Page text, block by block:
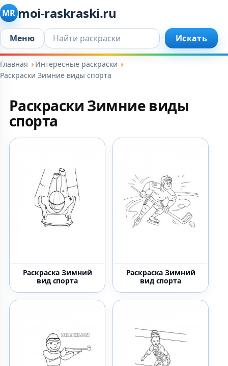
MR moi-raskraski.ru
Меню Искать... Искать
Главная
Интересные раскраски
Раскраски Зимние виды спорта
Раскраски Зимние виды
спорта
Раскраска Зимний
вид спорта
Раскраска Зимний
вид спорта